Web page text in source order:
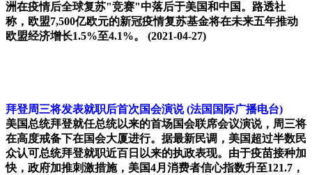
洲在疫情后全球复苏"竞赛"中落后于美国和中国。路透社
称，欧盟7,500亿欧元的新冠疫情复苏基金将在未来五年推动
欧盟经济增长1.5%至4.1%。 (2021-04-27)
拜登周三将发表就职后首次国会演说 (法国国际广播电台)
美国总统拜登就任总统以来的首场国会联席会议演说，周三将
在高度戒备下在国会大厦进行。据最新民调，美国超过半数民
众认可总统拜登就职近百日以来的执政表现。由于疫苗接种加
快，政府加推刺激措施，美国4月消费者信心指数升至121.7，